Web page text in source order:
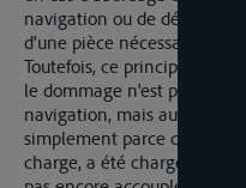
navigation ou de dérive du
d'une pièce nécessaire à la
Toutefois, ce principe ne
le dommage n'est pas dû à
navigation, mais au
simplement parce que ce
charge, a été chargée/